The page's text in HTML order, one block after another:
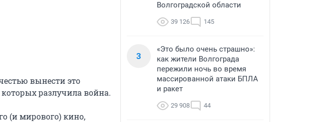
вынести это
разлучила война.
(и мирового) кино,
Волгоградской области
39 126 145
3
«Это было очень страшно»:
как жители Волгограда
пережили ночь во время
массированной атаки БПЛА
и ракет
29 908 44